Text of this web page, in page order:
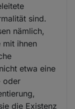
sind.
nämlich,
mit ihnen
etwa eine
oder
die Existenz